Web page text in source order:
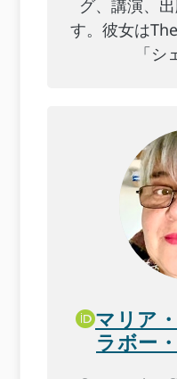
グ、講演、
す。彼女は
「シ
マリア
ラボー